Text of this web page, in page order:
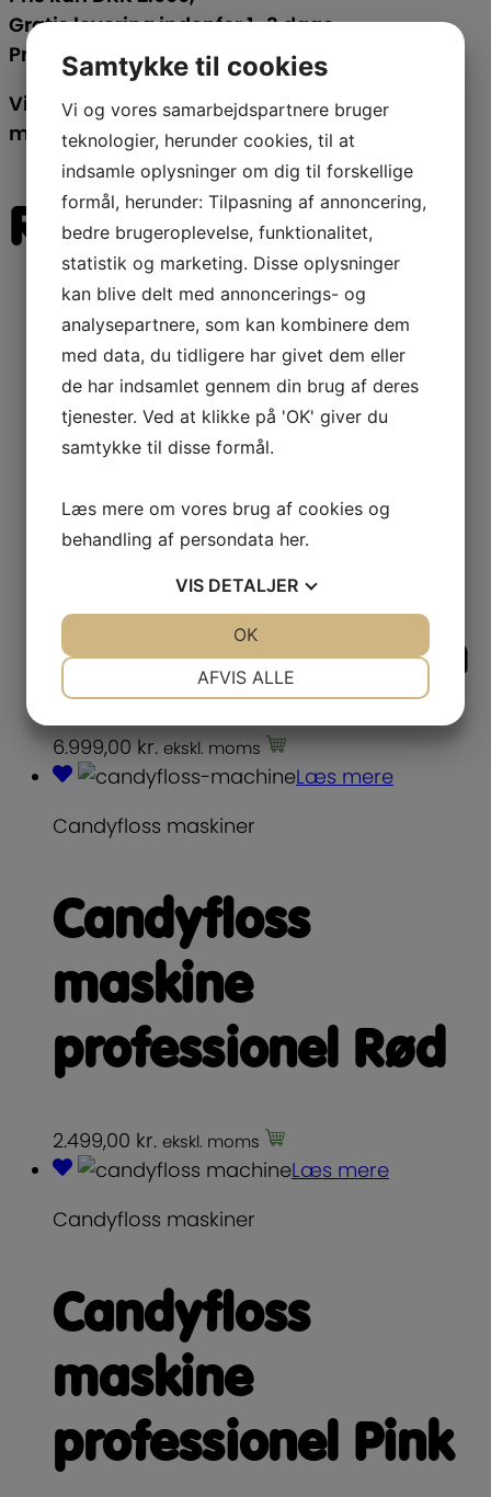
Gratis levering indenfor 1-3 dage.
Priser eks. moms.
Vil du købe med EAN nummer så klik på “køb
med EAN” i toppen af skærmen.
Relaterede varer
Læs mere
Candyfloss maskiner
Gas – Stor
professionel
Candyflos
maskine til strøm
6.999,00kr. ekskl. moms
Læs mere
Candyfloss maskiner
Candyfloss
maskine
professionel Rød
2.499,00 kr. ekskl. moms
Læs mere
Candyfloss maskiner
Candyfloss
maskine
professionel Pink
Samtykke til cookies
Vi og vores samarbejdspartnere bruger
teknologier, herunder cookies, til at
indsamle oplysninger om dig til forskellige
formål, herunder: Tilpasning af annoncering,
bedre brugeroplevelse, funktionalitet,
statistik og marketing. Disse oplysninger
kan blive delt med annoncerings- og
analysepartnere, som kan kombinere dem
med data, du tidligere har givet dem eller
de har indsamlet gennem din brug af deres
tjenester. Ved at klikke på 'OK' giver du
samtykke til disse formål.
Læs mere om vores brug af cookies og
behandling af persondata her.
VIS DETALJER
MARKETING
AFVIS ALLE
OK